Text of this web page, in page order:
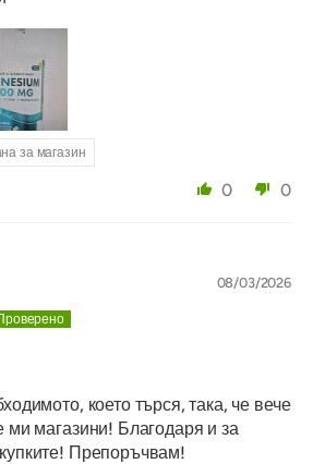
за магазин
0 0
08/03/2026
което търся, така, че вече
магазини! Благодаря и за
Препоръчвам!